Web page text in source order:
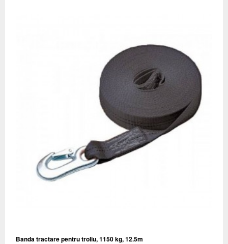
Banda tractare pentru troliu, 1150 kg, 12.5m